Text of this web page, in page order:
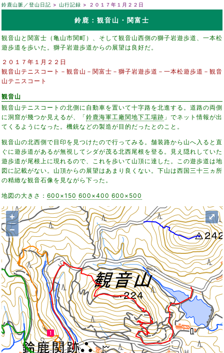
鈴鹿山脈／登山日記 山行記録 ２０１７年１月２２日
鈴鹿：観音山・関富士
観音山と関富士（亀山市関町）、そして観音山西側の獅子岩遊歩道、一本松
遊歩道を歩いた。獅子岩遊歩道からの展望は良好だ。
２０１７年１月２２日
観音山テニスコート－観音山－関富士－獅子岩遊歩道－一本松遊歩道－観音
山テニスコート
観音山
観音山テニスコートの北側に自動車を置いて十字路を北進する。道路の両側
に洞窟が幾つか見えるが、「鈴鹿海軍工廠関地下工場跡 」でネット情報が出
てくるようになった。機銃などの製造が目的だったとのこと。
観音山の北西側で目印を見つけたので行ってみる。舗装路から山へ入ると直
ぐに遊歩道があるが無視してシダが茂る北西尾根を登る。見え隠れしていた
遊歩道が尾根上に現れるので、これを歩いて山頂に達した。この遊歩道は地
図に記載がない。山頂からの展望はあまり良くない。下山は西国三十三ヵ所
の精緻な観音石像を見ながら下った。
地図の大きさ： 600×150 600×400 600×500
+
−
⤢